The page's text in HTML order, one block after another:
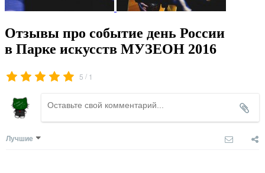
Отзывы про событие день России
в Парке искусств МУЗЕОН 2016
5 / 1
Лучшие